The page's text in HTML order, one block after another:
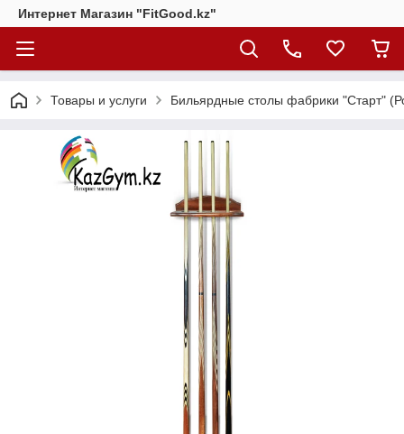
Интернет Магазин "FitGood.kz"
Товары и услуги Бильярдные столы фабрики "Cтарт"